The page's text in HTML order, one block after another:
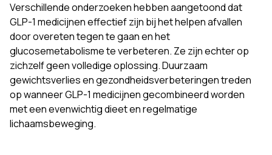
Verschillende onderzoeken hebben aangetoond dat
GLP-1 medicijnen effectief zijn bij het helpen afvallen
door overeten tegen te gaan en het
glucosemetabolisme te verbeteren. Ze zijn echter op
zichzelf geen volledige oplossing. Duurzaam
gewichtsverlies en gezondheidsverbeteringen treden
op wanneer GLP-1 medicijnen gecombineerd worden
met een evenwichtig dieet en regelmatige
lichaamsbeweging.